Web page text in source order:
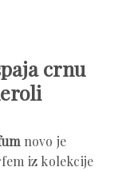
crnu
novo je
iz kolekcije